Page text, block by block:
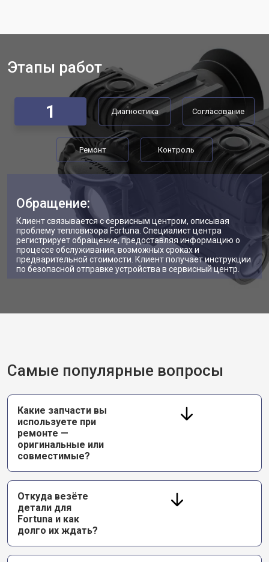
Этапы работ
1 Диагностика Согласование
Ремонт Контроль
Обращение:
Клиент связывается с сервисным центром, описывая
проблему тепловизора Fortuna. Специалист центра
регистрирует обращение, предоставляя информацию о
процессе обслуживания, возможных сроках и
предварительной стоимости. Клиент получает инструкции
по безопасной отправке устройства в сервисный центр.
Самые популярные вопросы
Какие запчасти вы
используете при
ремонте —
оригинальные или
совместимые?
Откуда везёте
детали для
Fortuna и как
долго их ждать?